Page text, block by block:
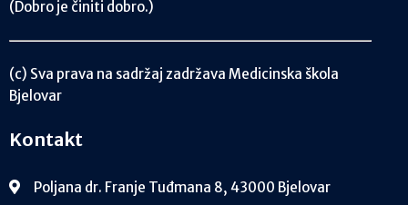
(Dobro je činiti dobro.)
(c) Sva prava na sadržaj zadržava Medicinska škola
Bjelovar
Kontakt
Poljana dr. Franje Tuđmana 8, 43000 Bjelovar